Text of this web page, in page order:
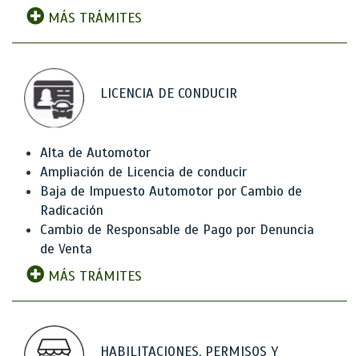
MÁS TRÁMITES
LICENCIA DE CONDUCIR
Alta de Automotor
Ampliación de Licencia de conducir
Baja de Impuesto Automotor por Cambio de
Radicación
Cambio de Responsable de Pago por Denuncia
de Venta
MÁS TRÁMITES
HABILITACIONES, PERMISOS Y